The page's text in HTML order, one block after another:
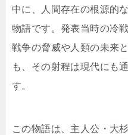
中に、人間存在の根源的
物語です。発表当時の冷
戦争の脅威や人類の未来
も、その射程は現代にも
す。
この物語は、主人公・大